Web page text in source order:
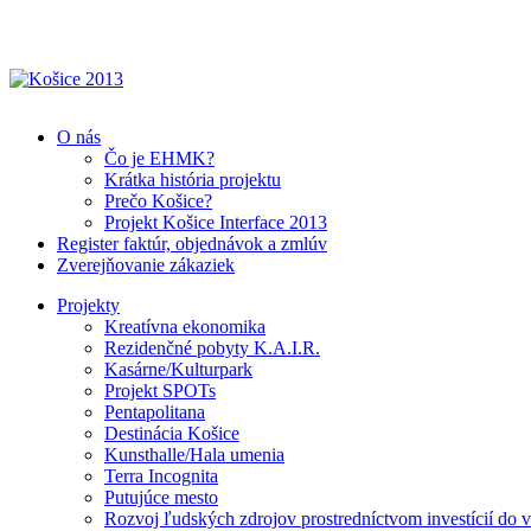
O nás
Čo je EHMK?
Krátka história projektu
Prečo Košice?
Projekt Košice Interface 2013
Register faktúr, objednávok a zmlúv
Zverejňovanie zákaziek
Projekty
Kreatívna ekonomika
Rezidenčné pobyty K.A.I.R.
Kasárne/Kulturpark
Projekt SPOTs
Pentapolitana
Destinácia Košice
Kunsthalle/Hala umenia
Terra Incognita
Putujúce mesto
Rozvoj ľudských zdrojov prostredníctvom investícií do